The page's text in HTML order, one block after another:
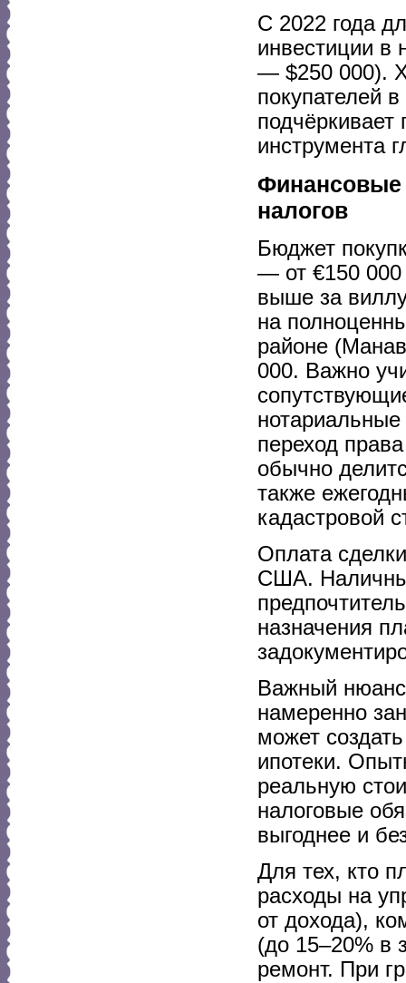
С 2022 года
инвестиции в
— $250 000).
покупателей
подчёркивает
инструмента
Финансовые
налогов
Бюджет
— от €150 000
выше за
на
районе
000. Важно
нотариальные
переход
обычно
также
кадастровой
Оплата
США.
назначения
Важный
намеренно
может
ипотеки.
реальную
налоговые
выгоднее и
Для тех, кто
расходы на
от дохода),
(до 15–20% в
ремонт. При